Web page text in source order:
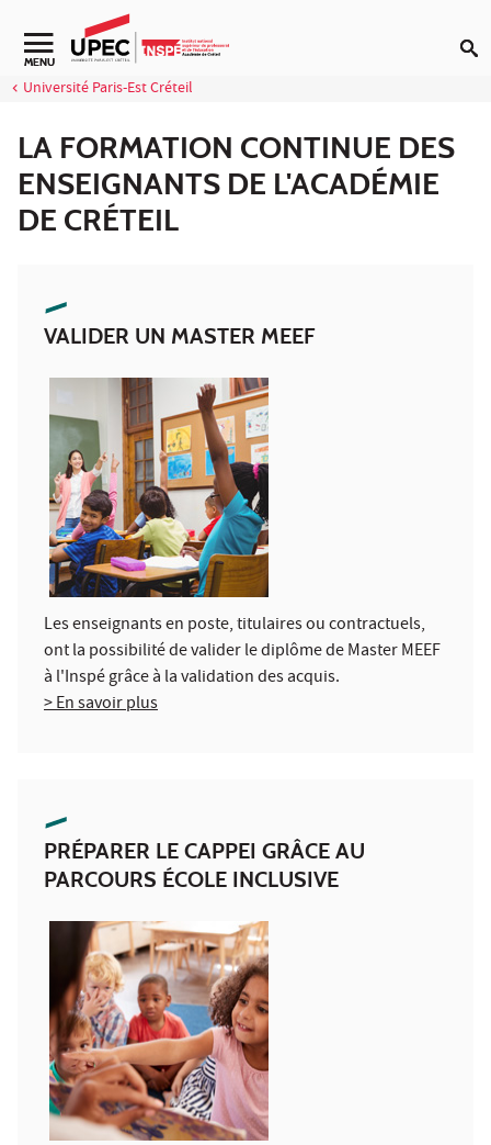
Aller au contenu
Navigation secondaire
MENU
Université Paris-Est Créteil
LA FORMATION CONTINUE DES
ENSEIGNANTS DE L'ACADÉMIE
DE CRÉTEIL
VALIDER UN MASTER MEEF
Les enseignants en poste, titulaires ou contractuels,
ont la possibilité de valider le diplôme de Master MEEF
à l'Inspé grâce à la validation des acquis.
> En savoir plus
PRÉPARER LE CAPPEI GRÂCE AU
PARCOURS ÉCOLE INCLUSIVE